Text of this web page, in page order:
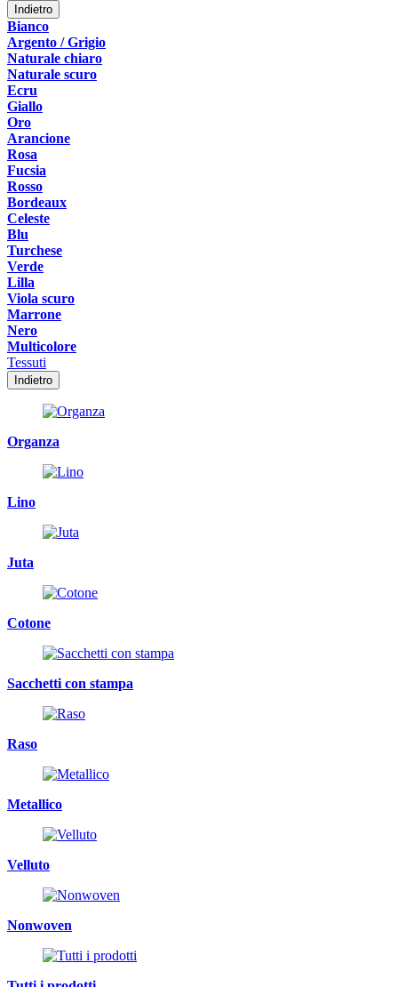
Indietro
Bianco
Argento / Grigio
Naturale chiaro
Naturale scuro
Ecru
Giallo
Oro
Arancione
Rosa
Fucsia
Rosso
Bordeaux
Celeste
Blu
Turchese
Verde
Lilla
Viola scuro
Marrone
Nero
Multicolore
Tessuti
Indietro
Organza
Lino
Juta
Cotone
Sacchetti con stampa
Raso
Metallico
Velluto
Nonwoven